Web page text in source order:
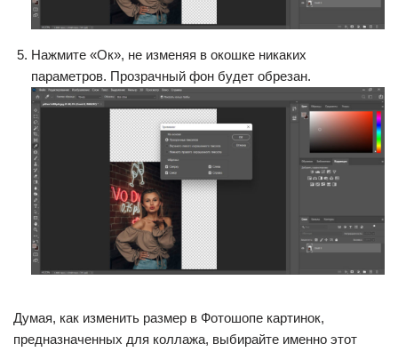
Нажмите «Ок», не изменяя в окошке никаких
параметров. Прозрачный фон будет обрезан.
Думая, как изменить размер в Фотошопе картинок,
предназначенных для коллажа, выбирайте именно этот